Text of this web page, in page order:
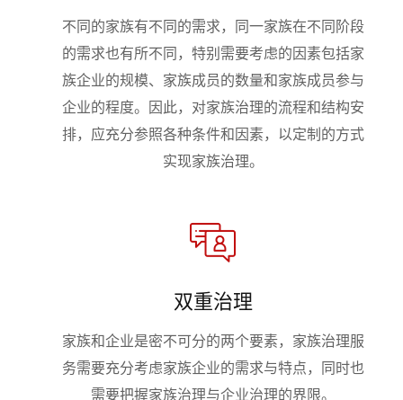
不同的家族有不同的需求，同一家族在不同阶段
的需求也有所不同，特别需要考虑的因素包括家
族企业的规模、家族成员的数量和家族成员参与
企业的程度。因此，对家族治理的流程和结构安
排，应充分参照各种条件和因素，以定制的方式
实现家族治理。
双重治理
家族和企业是密不可分的两个要素，家族治理服
务需要充分考虑家族企业的需求与特点，同时也
需要把握家族治理与企业治理的界限。